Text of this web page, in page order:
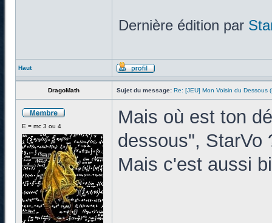
Dernière édition par
Haut
DragoMath Sujet du message: Re: [JEU] Mon Voisin du Dessous
E = mc 3 ou 4
Mais où est ton
dessous", StarVo
Mais c'est aussi